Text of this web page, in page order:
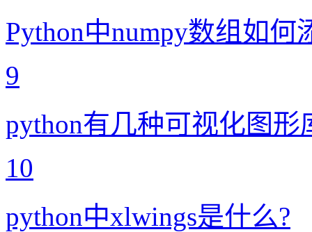
Python中numpy数组如何
9
python有几种可视化图形
10
python中xlwings是什么?